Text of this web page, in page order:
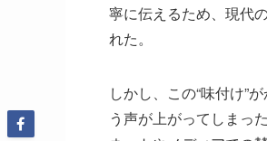
寧に伝えるため、現代
れた。
しかし、この“味付け”
う声が上がってしまっ